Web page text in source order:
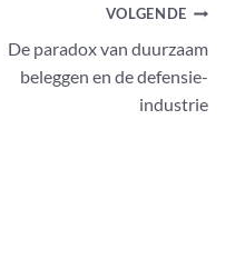
VOLGENDE
De paradox van duurzaam
beleggen en de defensie-
industrie